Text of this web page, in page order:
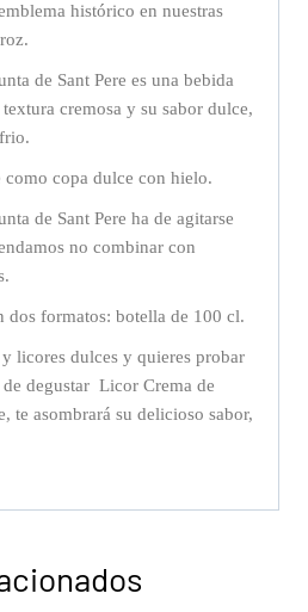
histórico en nuestras
de Sant Pere es una bebida
cremosa y su sabor dulce,
como copa dulce con hielo.
de Sant Pere ha de agitarse
no combinar con
dos formatos: botella de 100 cl.
licores dulces y quieres probar
degustar Licor Crema de
te asombrará su delicioso sabor,